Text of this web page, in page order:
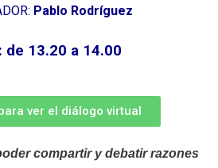
Pablo Rodríguez
de 13.20 a 14.00
ver el diálogo virtual
compartir y debatir razones